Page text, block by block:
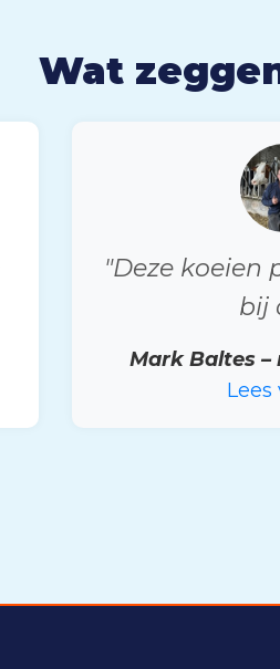
Wat
"Deze koeien
bij
Mark Baltes
Lees